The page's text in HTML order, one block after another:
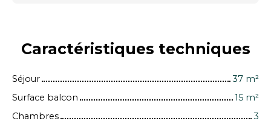
Caractéristiques techniques
Séjour 37 m²
Surface balcon
15 m²
Chambres
3